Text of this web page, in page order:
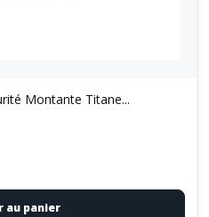
Montante Titane...
au panier